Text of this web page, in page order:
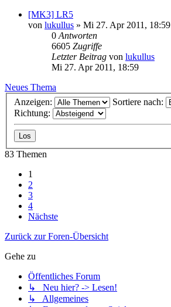
[MK3] LR5
von lukullus » Mi 27. Apr 2011, 18:59
0 Antworten
6605 Zugriffe
Letzter Beitrag von lukullus
Mi 27. Apr 2011, 18:59
Neues Thema
Anzeigen:
Sortiere nach:
Richtung:
83 Themen
1
2
3
4
Nächste
Zurück zur Foren-Übersicht
Gehe zu
Öffentliches Forum
↳ Neu hier? -> Lesen!
↳ Allgemeines